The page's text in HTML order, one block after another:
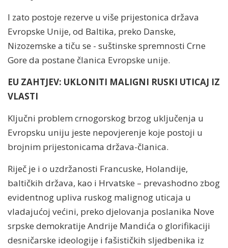
I zato postoje rezerve u više prijestonica država
Evropske Unije, od Baltika, preko Danske,
Nizozemske a tiču se - suštinske spremnosti Crne
Gore da postane članica Evropske unije.
EU ZAHTJEV: UKLONITI MALIGNI RUSKI UTICAJ IZ
VLASTI
Ključni problem crnogorskog brzog uključenja u
Evropsku uniju jeste nepovjerenje koje postoji u
brojnim prijestonicama država-članica.
Riječ je i o uzdržanosti Francuske, Holandije,
baltičkih država, kao i Hrvatske – prevashodno zbog
evidentnog upliva ruskog malignog uticaja u
vladajućoj većini, preko djelovanja poslanika Nove
srpske demokratije Andrije Mandića o glorifikaciji
desničarske ideologije i fašističkih sljedbenika iz